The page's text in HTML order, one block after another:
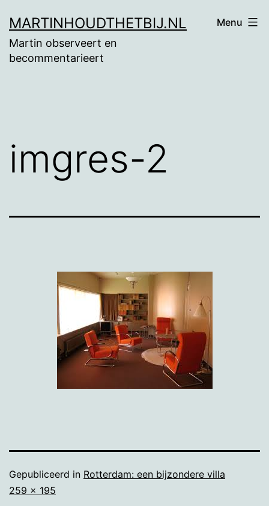
naar
de
MARTINHOUDTHETBIJ.NL
Martin observeert en
becommentarieert
Menu
imgres-2
Gepubliceerd in Rotterdam: een bijzondere villa
Volledige
259 × 195